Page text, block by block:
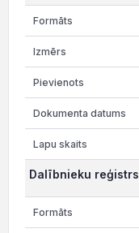
Dalībnieku reģistrs